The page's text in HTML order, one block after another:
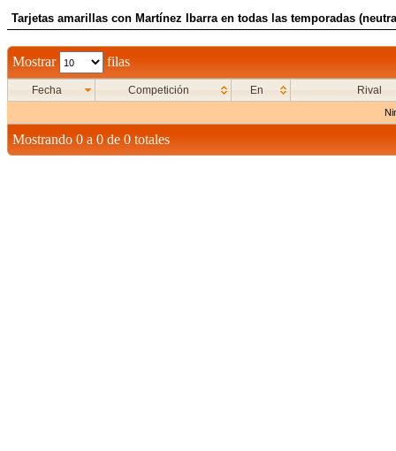
Tarjetas amarillas con Martínez Ibarra en todas las temporadas
Mostrar filas
Fecha Competición En Rival
Mostrando 0 a 0 de 0 totales